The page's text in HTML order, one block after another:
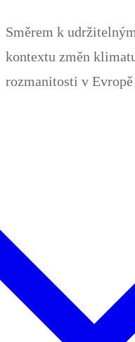
Inhalt
springen
Směrem k
kontextu změn
rozmanitosti v Evropě